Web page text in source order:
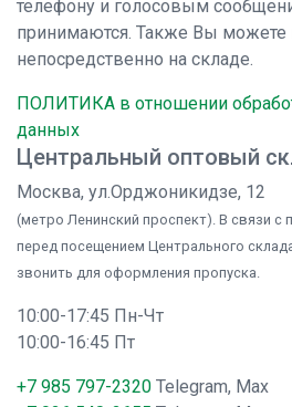
телефону и голосовым
принимаются. Также Вы можете
непосредственно на складе.
ПОЛИТИКА в отношении
данных
Центральный оптовый
Москва, ул.Орджоникидзе, 12
(метро Ленинский проспект). В связи
перед посещением Центрального
звонить для оформления пропуска.
10:00-17:45 Пн-Чт
10:00-16:45 Пт
+7 985 797-2320 Telegram, Max